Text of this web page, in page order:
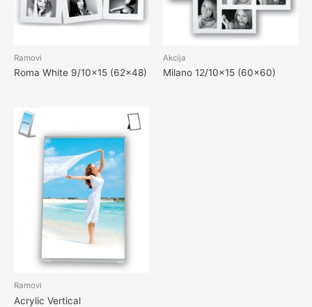
Ramovi
Roma White 9/10×15 (62×48)
Akcija
Milano 12/10×15 (60×60)
Ramovi
Acrylic Vertical